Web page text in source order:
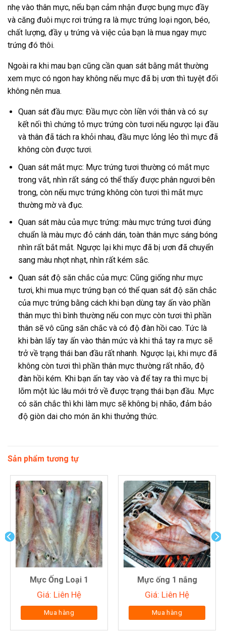
nhẹ vào thân mực, nếu bạn cảm nhận được bụng mực đầy
và căng đuôi mực rơi trứng ra là mực trứng loại ngon, béo,
chất lượng, đầy ụ trứng và việc của bạn là mua ngay mực
trứng đó thôi.
Ngoài ra khi mau bạn cũng cần quan sát bằng mắt thường
xem mực có ngon hay không nếu mực đã bị ươn thì tuyệt đối
không nên mua.
Quan sát đầu mực: Đầu mực còn liền với thân và có sự
kết nối thì chứng tỏ mực trứng còn tươi nếu ngược lại đầu
và thân đã tách ra khỏi nhau, đầu mực lỏng lẻo thì mực đã
không còn được tươi.
Quan sát mắt mực: Mực trứng tươi thường có mắt mực
trong vắt, nhìn rất sáng có thể thấy được phân ngươi bên
trong, còn nếu mực trứng không còn tươi thì mắt mực
thường mờ và đục.
Quan sát màu của mực trứng: màu mực trứng tươi đúng
chuẩn là màu mực đỏ cánh dán, toàn thân mực sáng bóng
nhìn rất bắt mắt. Ngược lại khi mực đã bị ươn đã chuyển
sang màu nhợt nhạt, nhìn rất kém sắc.
Quan sát độ săn chắc của mực: Cũng giống như mực
tươi, khi mua mực trứng bạn có thể quan sát độ săn chắc
của mực trứng bằng cách khi bạn dùng tay ấn vào phần
thân mực thì bình thường nếu con mực còn tươi thì phần
thân sẽ vô cũng săn chắc và có độ đàn hồi cao. Tức là
khi bàn lấy tay ấn vào thân mức và khi thả tay ra mực sẽ
trở về trạng thái ban đầu rất nhanh. Ngược lại, khi mực đã
không còn tươi thì phần thân mực thường rất nhão, độ
đàn hồi kém. Khi bạn ấn tay vào và để tay ra thì mực bị
lõm một lúc lâu mới trở về được trạng thái bạn đầu. Mực
có săn chắc thì khi làm mực sẽ không bị nhão, đảm bảo
độ giòn dai cho món ăn khi thưởng thức.
Sản phẩm tương tự
Mực Ống Loại 1
Giá: Liên Hệ
Mua hàng
Mực ống 1 nắng
Giá: Liên Hệ
Mua hàng